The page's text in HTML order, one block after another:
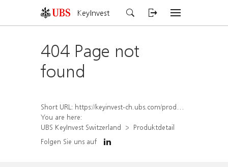
KeyInvest
404 Page not
found
Short URL: https://keyinvest-ch.ubs.com/produkt/detail/index/isin/CH1578498870
You are here:
UBS KeyInvest Switzerland
Produktdetail
Folgen Sie uns auf